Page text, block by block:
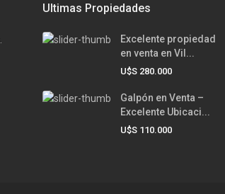
Ultimas Propiedades
Excelente propiedad
en venta en Vil...
U$S 280.000
Galpón en Venta –
Excelente Ubicaci...
U$S 110.000